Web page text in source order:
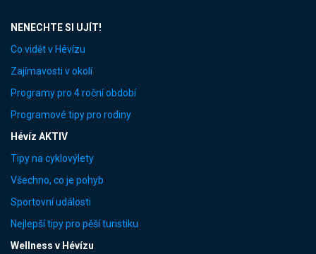
NENECHTE SI UJÍT!
Co vidět v Hévízu
Zajímavosti v okolí
Programy pro 4 roční období
Programové tipy pro rodiny
Hévíz AKTIV
Tipy na cyklovýlety
Všechno, co je pohyb
Sportovní události
Nejlepší tipy pro pěší turistiku
Wellness v Hévízu